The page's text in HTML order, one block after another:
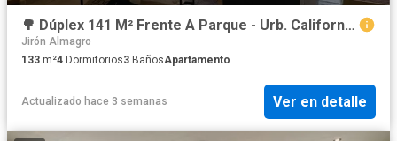
🌳 Dúplex 141 M² Frente A Parque - Urb. California 🏡
Jirón Almagro
133 m²4 Dormitorios3 BañosApartamento
Actualizado hace 3 semanas Ver en detalle